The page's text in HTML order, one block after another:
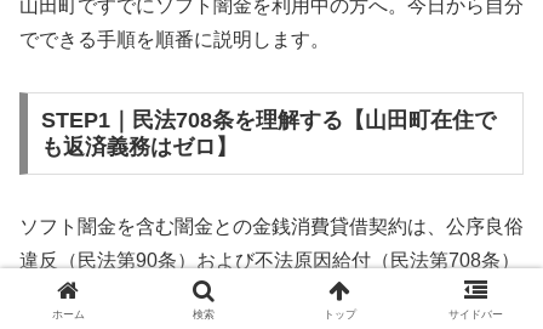
山田町ですでにソフト闇金を利用中の方へ。今日から自分
でできる手順を順番に説明します。
STEP1｜民法708条を理解する【山田町在住で
も返済義務はゼロ】
ソフト闇金を含む闇金との金銭消費貸借契約は、公序良俗
違反（民法第90条）および不法原因給付（民法第708条）
に該当するため、法的には無効です。山田町在住であって
ホーム 検索 トップ サイドバー